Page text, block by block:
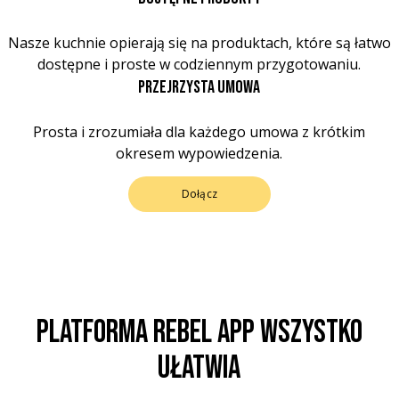
Nasze kuchnie opierają się na produktach, które są łatwo
dostępne i proste w codziennym przygotowaniu.
PRZEJRZYSTA UMOWA
Prosta i zrozumiała dla każdego umowa z krótkim
okresem wypowiedzenia.
Dołącz
PLATFORMA REBEL APP WSZYSTKO
UŁATWIA